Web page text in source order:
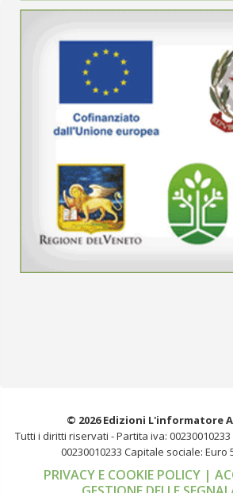
© 2026 Edizioni L'informatore
Tutti i diritti riservati -Partita iva: 00230010233
00230010233 Capitale sociale: Euro
PRIVACY E COOKIE POLICY |